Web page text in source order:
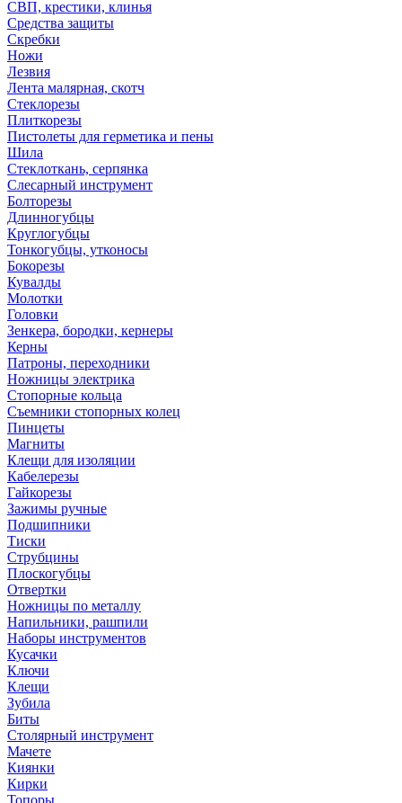
СВП, крестики, клинья
Средства защиты
Скребки
Ножи
Лезвия
Лента малярная, скотч
Стеклорезы
Плиткорезы
Пистолеты для герметика и пены
Шила
Стеклоткань, серпянка
Слесарный инструмент
Болторезы
Длинногубцы
Круглогубцы
Тонкогубцы, утконосы
Бокорезы
Кувалды
Молотки
Головки
Зенкера, бородки, кернеры
Керны
Патроны, переходники
Ножницы электрика
Стопорные кольца
Съемники стопорных колец
Пинцеты
Магниты
Клещи для изоляции
Кабелерезы
Гайкорезы
Зажимы ручные
Подшипники
Тиски
Струбцины
Плоскогубцы
Отвертки
Ножницы по металлу
Напильники, рашпили
Наборы инструментов
Кусачки
Ключи
Клещи
Зубила
Биты
Столярный инструмент
Мачете
Киянки
Кирки
Топоры